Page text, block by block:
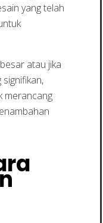
yang telah
atau jika
merancang